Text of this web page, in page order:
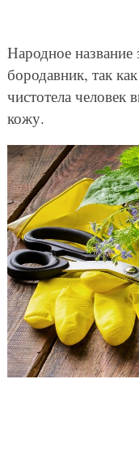
Народное
бородавник, так
чистотела человек
кожу.